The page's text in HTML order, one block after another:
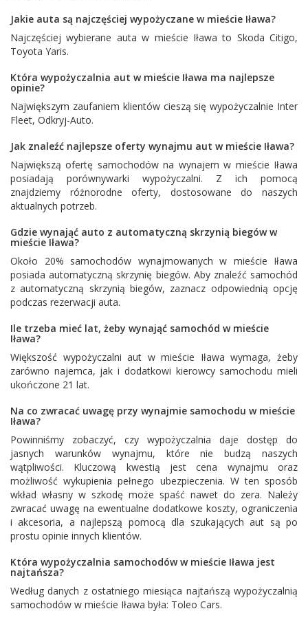
Jakie auta są najczęściej wypożyczane w mieście Iława?
Najczęściej wybierane auta w mieście Iława to Skoda Citigo,
Toyota Yaris.
Która wypożyczalnia aut w mieście Iława ma najlepsze
opinie?
Największym zaufaniem klientów cieszą się wypożyczalnie Inter
Fleet, Odkryj-Auto.
Jak znaleźć najlepsze oferty wynajmu aut w mieście Iława?
Największą ofertę samochodów na wynajem w mieście Iława
posiadają porównywarki wypożyczalni. Z ich pomocą
znajdziemy różnorodne oferty, dostosowane do naszych
aktualnych potrzeb.
Gdzie wynająć auto z automatyczną skrzynią biegów w
mieście Iława?
Około 20% samochodów wynajmowanych w mieście Iława
posiada automatyczną skrzynię biegów. Aby znaleźć samochód
z automatyczną skrzynią biegów, zaznacz odpowiednią opcję
podczas rezerwacji auta.
Ile trzeba mieć lat, żeby wynająć samochód w mieście
Iława?
Większość wypożyczalni aut w mieście Iława wymaga, żeby
zarówno najemca, jak i dodatkowi kierowcy samochodu mieli
ukończone 21 lat.
Na co zwracać uwagę przy wynajmie samochodu w mieście
Iława?
Powinniśmy zobaczyć, czy wypożyczalnia daje dostęp do
jasnych warunków wynajmu, które nie budzą naszych
wątpliwości. Kluczową kwestią jest cena wynajmu oraz
możliwość wykupienia pełnego ubezpieczenia. W ten sposób
wkład własny w szkodę może spaść nawet do zera. Należy
zwracać uwagę na ewentualne dodatkowe koszty, ograniczenia
i akcesoria, a najlepszą pomocą dla szukających aut są po
prostu opinie innych klientów.
Która wypożyczalnia samochodów w mieście Iława jest
najtańsza?
Według danych z ostatniego miesiąca najtańszą wypożyczalnią
samochodów w mieście Iława była: Toleo Cars.